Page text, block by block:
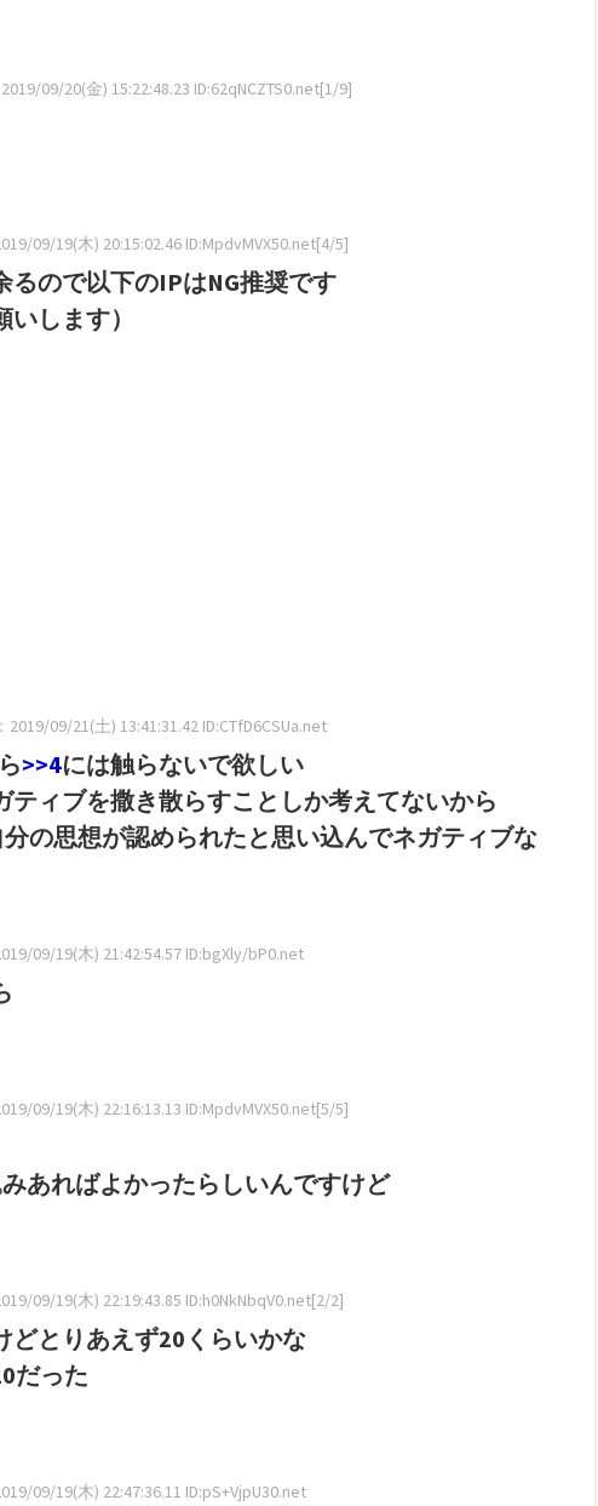
2019/09/20(金) 15:22:48.23 ID:62qNCZTS0.net[1/9]
09/19(木) 20:15:02.46 ID:MpdvMVX50.net[4/5]
るので以下のIPはNG推奨です
します）
：2019/09/21(土) 13:41:31.42 ID:CTfD6CSUa.net
>>4には触らないで欲しい
ティブを撒き散らすことしか考えてないから
の思想が認められたと思い込んでネガティブな
09/19(木) 21:42:54.57 ID:bgXly/bP0.net
09/19(木) 22:16:13.13 ID:MpdvMVX50.net[5/5]
あればよかったらしいんですけど
09/19(木) 22:19:43.85 ID:h0NkNbqV0.net[2/2]
どとりあえず20くらいかな
だった
09/19(木) 22:47:36.11 ID:pS+VjpU30.net